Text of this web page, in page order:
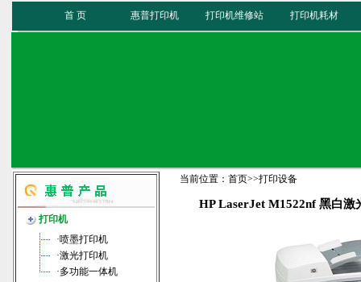
首 页 惠普打印机 打印机维修站 打印机耗材
打印机
·喷墨打印机
·激光打印机
·多功能一体机
当前位置： 首页>>打印设备
HP LaserJet M1522nf 黑白激